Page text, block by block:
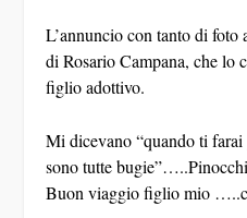
L’annuncio con tanto di foto
di Rosario Campana, che lo
figlio adottivo.
Mi dicevano “quando ti farai
sono tutte
Buon viaggio figlio mio